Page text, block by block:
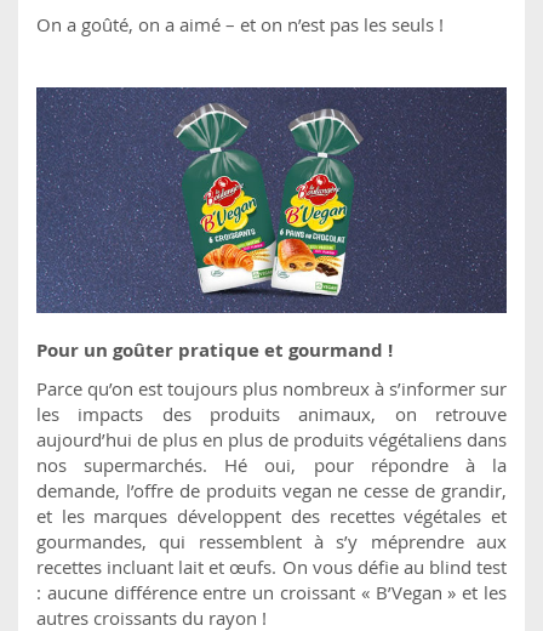
On a goûté, on a aimé – et on n’est pas les seuls !
Pour un goûter pratique et gourmand !
Parce qu’on est toujours plus nombreux à s’informer sur
les impacts des produits animaux, on retrouve
aujourd’hui de plus en plus de produits végétaliens dans
nos supermarchés. Hé oui, pour répondre à la
demande, l’offre de produits vegan ne cesse de grandir,
et les marques développent des recettes végétales et
gourmandes, qui ressemblent à s’y méprendre aux
recettes incluant lait et œufs. On vous défie au blind test
: aucune différence entre un croissant « B’Vegan » et les
autres croissants du rayon !